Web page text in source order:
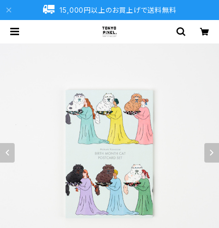
15,000円以上のお買上げで送料無料